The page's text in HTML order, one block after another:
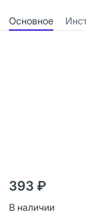
Основное
393 ₽
В наличии